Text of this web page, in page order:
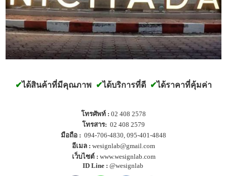
✔ได้สินค้าที่มีคุณภาพ ✔ได้บริการที่ดี ✔ได้ราคาที่คุ้มค่า
โทรศัพท์ : 02 408 2578
โทรสาร: 02 408 2579
มือถือ : 094-706-4830, 095-401-4848
อีเมล : wesignlab@gmail.com
เว็บไซต์ : www.wesignlab.com
ID Line : @wesignlab